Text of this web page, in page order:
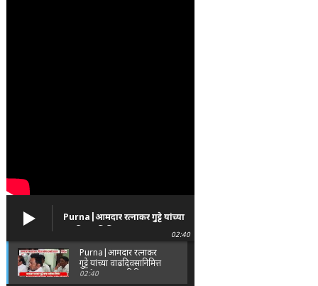
Purna|आमदार रत्नाकर गुट्टे यांच्या
वाढदिवसानिमित्त पूर्णा तालुक्यात
विविध सामाजिक उपक्रम
02:40
Purna|आमदार रत्नाकर
गुट्टे यांच्या वाढदिवसानिमित्त
पूर्णा तालुक्यात विविध
02:40